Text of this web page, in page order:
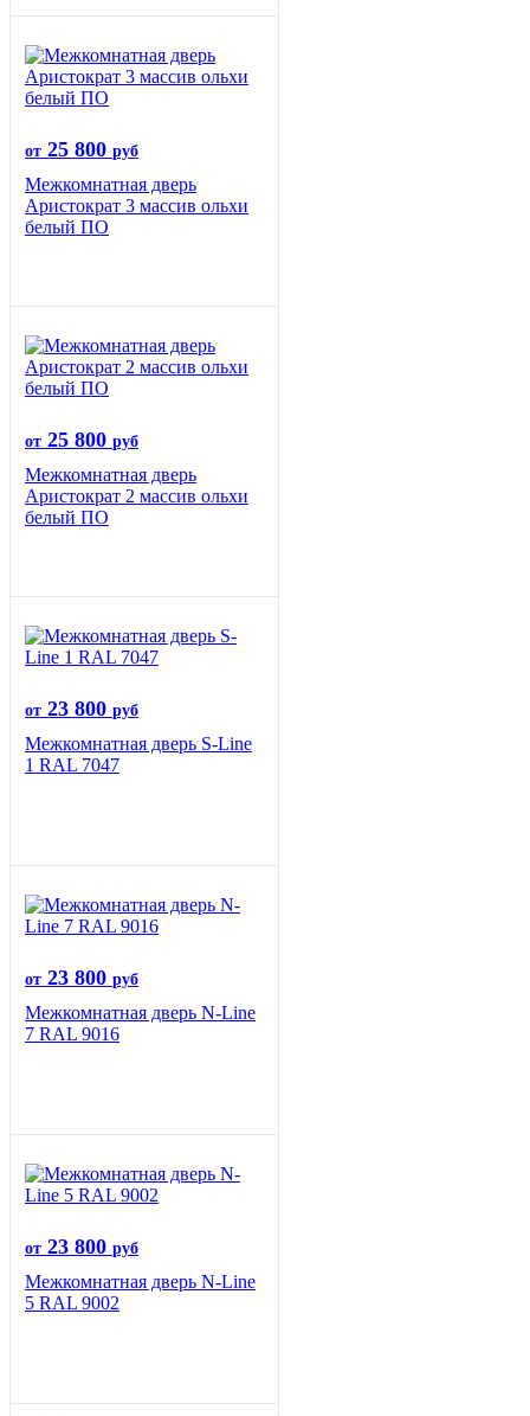
от 25 800 руб
Межкомнатная дверь
Аристократ 3 массив ольхи
белый ПО
от 25 800 руб
Межкомнатная дверь
Аристократ 2 массив ольхи
белый ПО
от 23 800 руб
Межкомнатная дверь S-Line
1 RAL 7047
от 23 800 руб
Межкомнатная дверь N-Line
7 RAL 9016
от 23 800 руб
Межкомнатная дверь N-Line
5 RAL 9002